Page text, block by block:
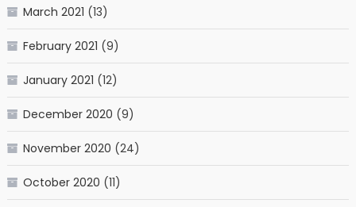
March 2021 (13)
February 2021 (9)
January 2021 (12)
December 2020 (9)
November 2020 (24)
October 2020 (11)